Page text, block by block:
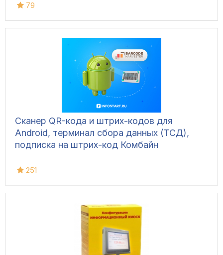
79
Сканер QR-кода и штрих-кодов для
Android, терминал сбора данных (ТСД),
подписка на штрих-код Комбайн
251